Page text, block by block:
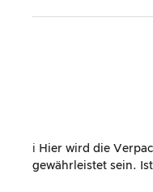
ℹ️ Hier wird die
gewährleistet sein.